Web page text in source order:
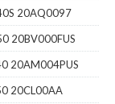
20AQ0097
20BV000FUS
20AM004PUS
20CL00AA